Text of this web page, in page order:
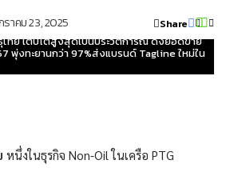
ราคม 23, 2025
Share
ทย เติบโตสูงสุดเป็นประวัติการณ์ ดึงยอดขาย
พุ่งทะยานกว่า 97%ส่งแบรนด์ Tagline ใหม่ใน
หนึ่งในธุรกิจ Non-Oil ในเครือ PTG